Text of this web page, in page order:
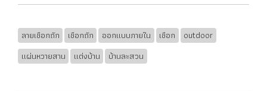
ลายเชือกถัก เชือกถัก ออกแบบภายใน เชือก
outdoor
แผ่นหวายสาน
แต่งบ้าน บ้านละสวน